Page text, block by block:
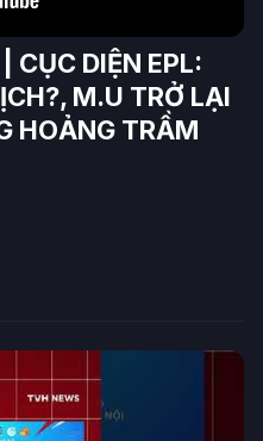
CỤC DIỆN EPL:
M.U TRỞ LẠI
HOẢNG TRẦM